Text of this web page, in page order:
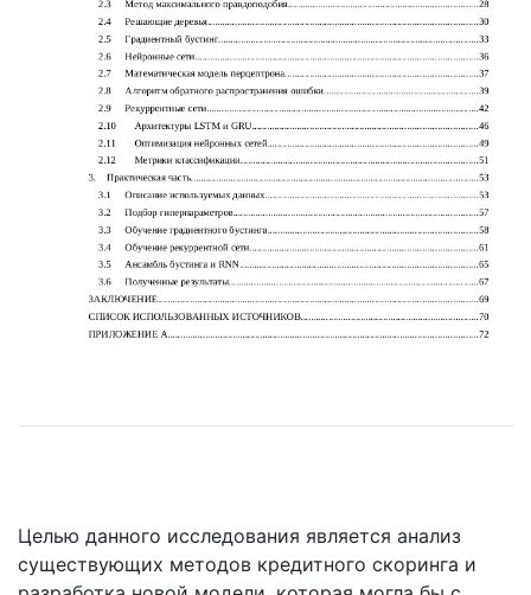
Целью данного исследования является анализ
существующих методов кредитного скоринга и